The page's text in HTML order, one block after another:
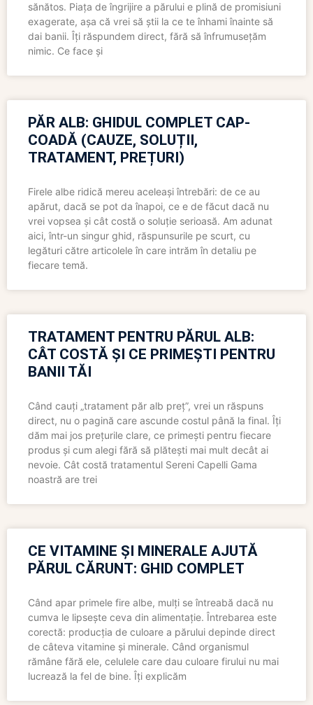
sănătos. Piața de îngrijire a părului e plină de promisiuni
exagerate, așa că vrei să știi la ce te înhami înainte să
dai banii. Îți răspundem direct, fără să înfrumusețăm
nimic. Ce face și
PĂR ALB: GHIDUL COMPLET CAP-
COADĂ (CAUZE, SOLUȚII,
TRATAMENT, PREȚURI)
Firele albe ridică mereu aceleași întrebări: de ce au
apărut, dacă se pot da înapoi, ce e de făcut dacă nu
vrei vopsea și cât costă o soluție serioasă. Am adunat
aici, într-un singur ghid, răspunsurile pe scurt, cu
legături către articolele în care intrăm în detaliu pe
fiecare temă.
TRATAMENT PENTRU PĂRUL ALB:
CÂT COSTĂ ȘI CE PRIMEȘTI PENTRU
BANII TĂI
Când cauți „tratament păr alb preț”, vrei un răspuns
direct, nu o pagină care ascunde costul până la final. Îți
dăm mai jos prețurile clare, ce primești pentru fiecare
produs și cum alegi fără să plătești mai mult decât ai
nevoie. Cât costă tratamentul Sereni Capelli Gama
noastră are trei
CE VITAMINE ȘI MINERALE AJUTĂ
PĂRUL CĂRUNT: GHID COMPLET
Când apar primele fire albe, mulți se întreabă dacă nu
cumva le lipsește ceva din alimentație. Întrebarea este
corectă: producția de culoare a părului depinde direct
de câteva vitamine și minerale. Când organismul
rămâne fără ele, celulele care dau culoare firului nu mai
lucrează la fel de bine. Îți explicăm